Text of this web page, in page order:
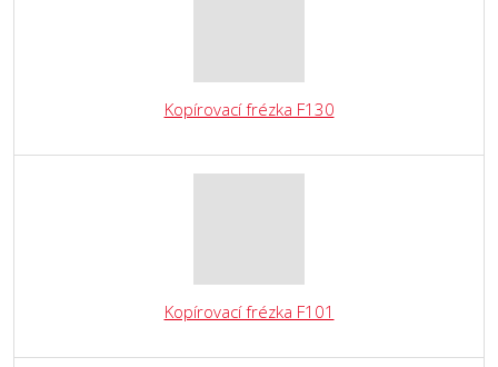
Kopírovací frézka F130
Kopírovací frézka F101